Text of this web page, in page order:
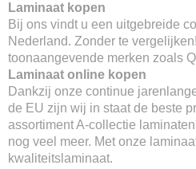
Laminaat kopen
Bij ons vindt u een uitgebreide
Nederland. Zonder te
toonaangevende merken zoals
Laminaat online kopen
Dankzij onze continue
de EU zijn wij in staat de beste
assortiment A-collectie
nog veel meer. Met onze
kwaliteitslaminaat.